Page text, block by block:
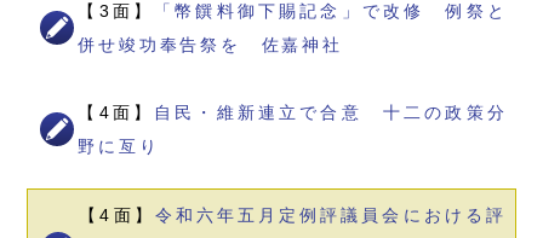
【3面】
「幣饌料御下賜記念」で改修 例祭と
併せ竣功奉告祭を 佐嘉神社
【4面】
自民・維新連立で合意 十二の政策分
野に亙り
【4面】 令和六年五月定例評議員会における評